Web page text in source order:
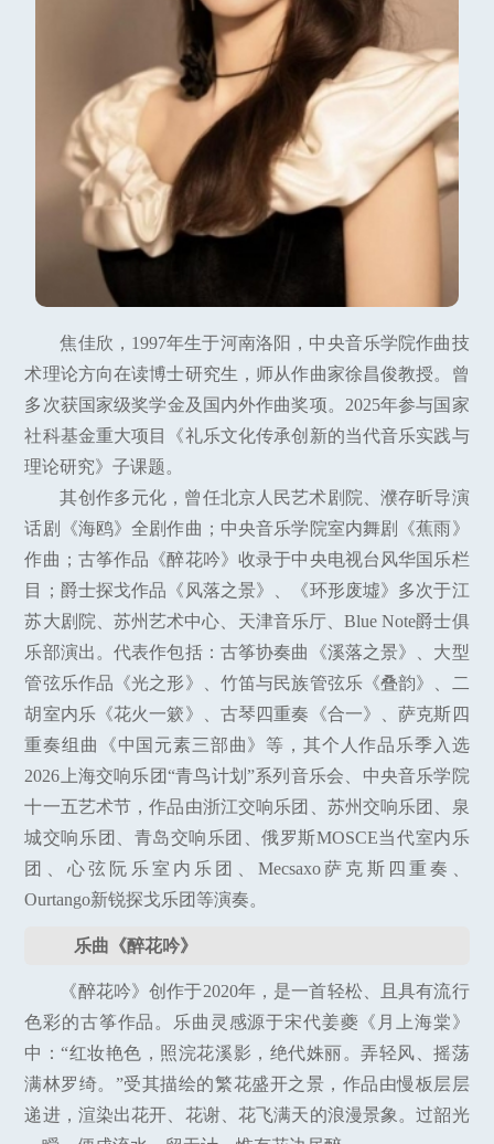
焦佳欣，1997年生于河南洛阳，中央音乐学院作曲技
术理论方向在读博士研究生，师从作曲家徐昌俊教授。曾
多次获国家级奖学金及国内外作曲奖项。2025年参与国家
社科基金重大项目《礼乐文化传承创新的当代音乐实践与
理论研究》子课题。
其创作多元化，曾任北京人民艺术剧院、濮存昕导演
话剧《海鸥》全剧作曲；中央音乐学院室内舞剧《蕉雨》
作曲；古筝作品《醉花吟》收录于中央电视台风华国乐栏
目；爵士探戈作品《风落之景》、《环形废墟》多次于江
苏大剧院、苏州艺术中心、天津音乐厅、Blue Note爵士俱
乐部演出。代表作包括：古筝协奏曲《溪落之景》、大型
管弦乐作品《光之形》、竹笛与民族管弦乐《叠韵》、二
胡室内乐《花火一簌》、古琴四重奏《合一》、萨克斯四
重奏组曲《中国元素三部曲》等，其个人作品乐季入选
2026上海交响乐团“青鸟计划”系列音乐会、中央音乐学院
十一五艺术节，作品由浙江交响乐团、苏州交响乐团、泉
城交响乐团、青岛交响乐团、俄罗斯MOSCE当代室内乐
团、心弦阮乐室内乐团、Mecsaxo萨克斯四重奏、
Ourtango新锐探戈乐团等演奏。
乐曲《醉花吟》
《醉花吟》创作于2020年，是一首轻松、且具有流行
色彩的古筝作品。乐曲灵感源于宋代姜夔《月上海棠》
中：“红妆艳色，照浣花溪影，绝代姝丽。弄轻风、摇荡
满林罗绮。”受其描绘的繁花盛开之景，作品由慢板层层
递进，渲染出花开、花谢、花飞满天的浪漫景象。过韶光